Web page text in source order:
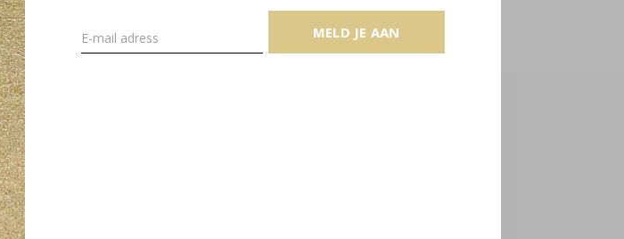
MELD JE AAN
onze nieuwsbrief
en promoties